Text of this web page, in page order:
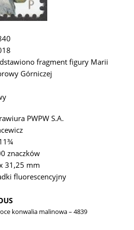
fragment figury Marii
Górniczej
PWPW S.A.
znaczków
31,25 mm
fluorescencyjny
konwalia malinowa – 4839